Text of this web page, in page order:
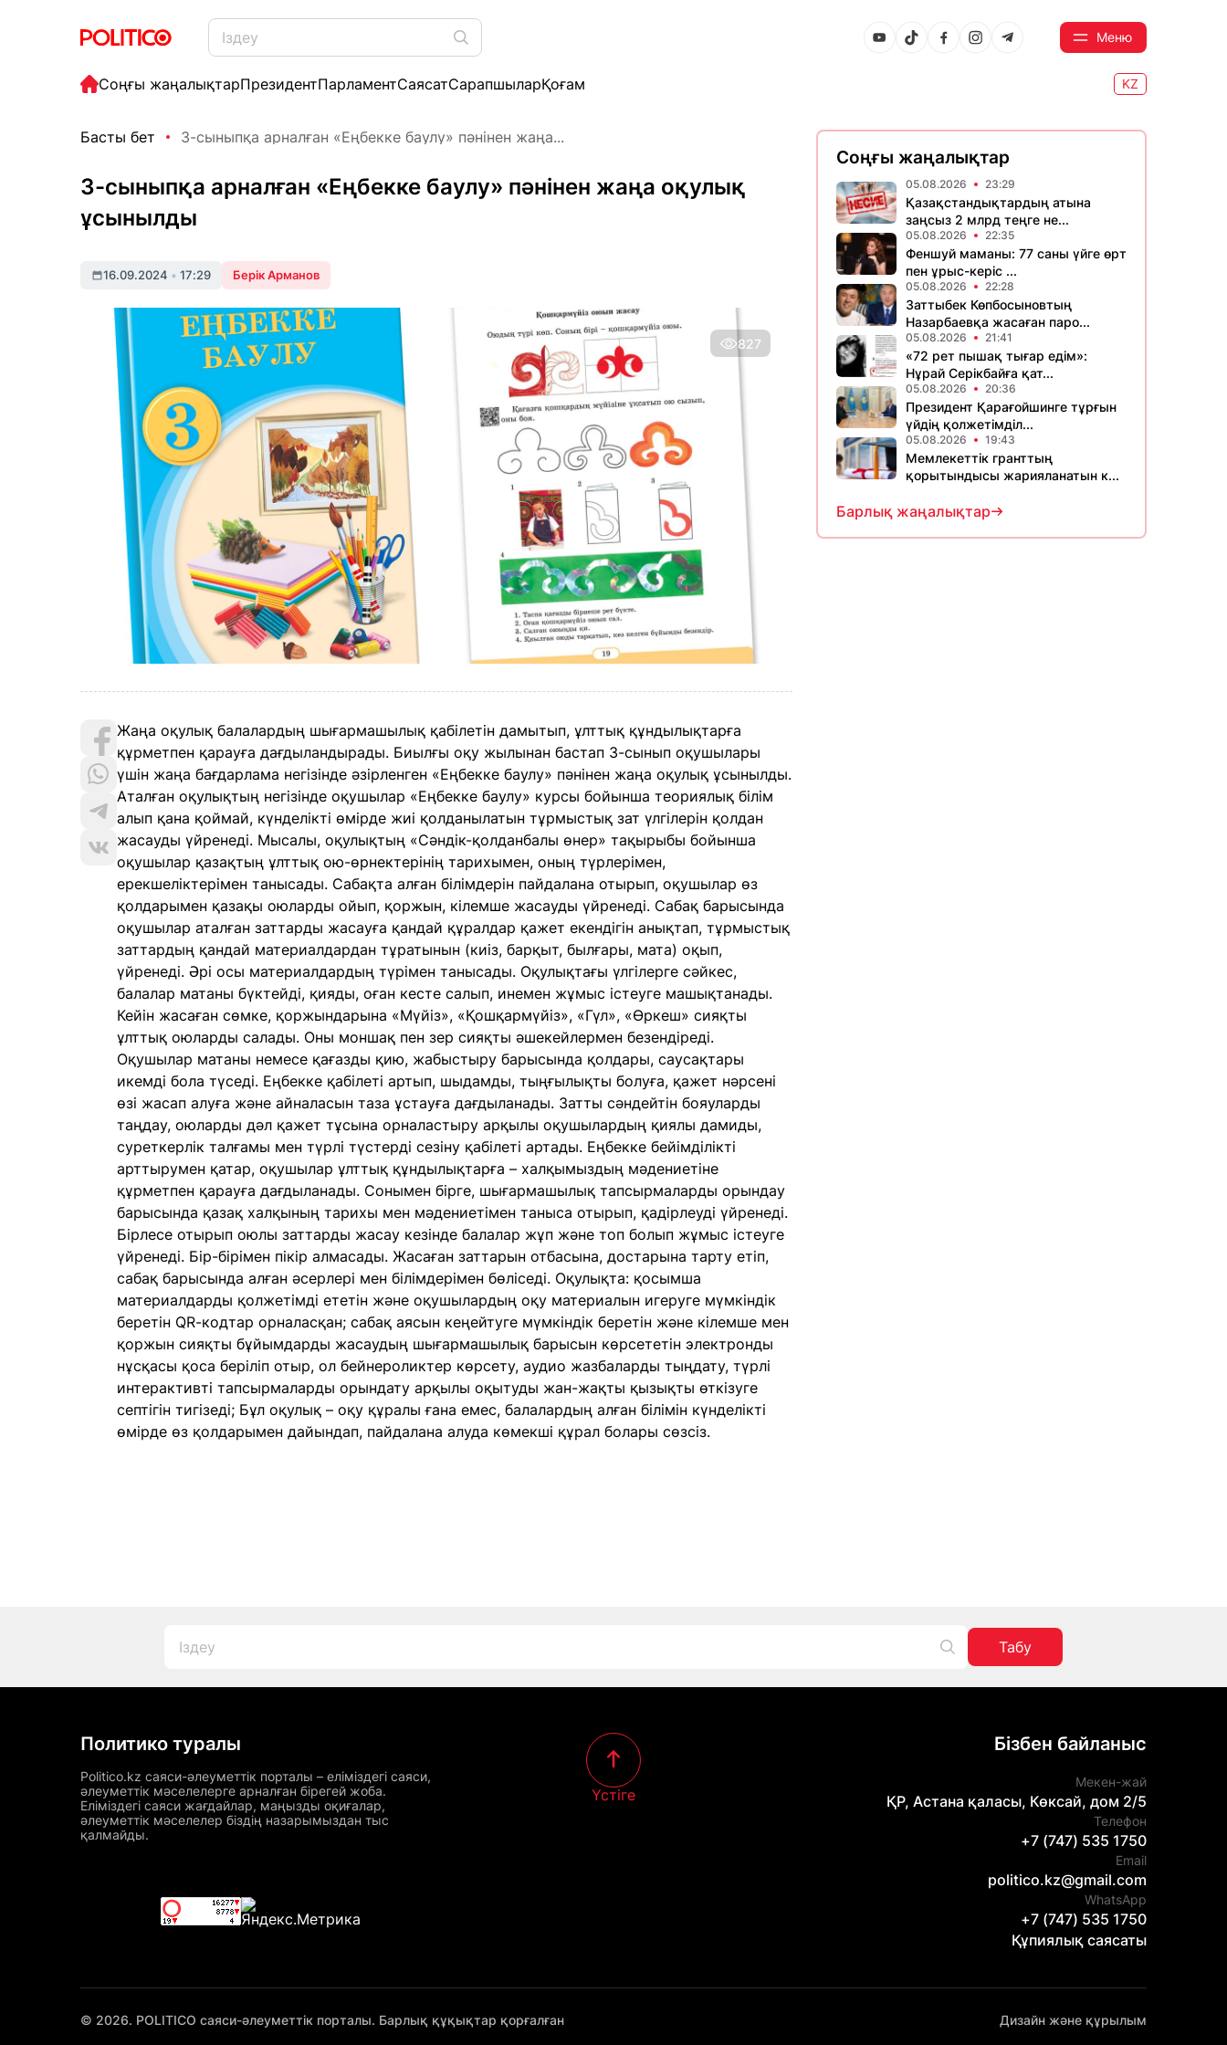
Меню
Соңғы жаңалықтарПрезидентПарламентСаясатСарапшыларҚоғам KZ
Басты бет 3-сыныпқа арналған «Еңбекке баулу» пәнінен жаңа...
3-сыныпқа арналған «Еңбекке баулу» пәнінен жаңа оқулық
ұсынылды
16.09.2024 • 17:29 Берік Арманов
827
Жаңа оқулық балалардың шығармашылық қабілетін дамытып, ұлттық құндылықтарға
құрметпен қарауға дағдыландырады. Биылғы оқу жылынан бастап 3-сынып оқушылары
үшін жаңа бағдарлама негізінде әзірленген «Еңбекке баулу» пәнінен жаңа оқулық ұсынылды.
Аталған оқулықтың негізінде оқушылар «Еңбекке баулу» курсы бойынша теориялық білім
алып қана қоймай, күнделікті өмірде жиі қолданылатын тұрмыстық зат үлгілерін қолдан
жасауды үйренеді. Мысалы, оқулықтың «Сәндік-қолданбалы өнер» тақырыбы бойынша
оқушылар қазақтың ұлттық ою-өрнектерінің тарихымен, оның түрлерімен,
ерекшеліктерімен танысады. Сабақта алған білімдерін пайдалана отырып, оқушылар өз
қолдарымен қазақы оюларды ойып, қоржын, кілемше жасауды үйренеді. Сабақ барысында
оқушылар аталған заттарды жасауға қандай құралдар қажет екендігін анықтап, тұрмыстық
заттардың қандай материалдардан тұратынын (киіз, барқыт, былғары, мата) оқып,
үйренеді. Әрі осы материалдардың түрімен танысады. Оқулықтағы үлгілерге сәйкес,
балалар матаны бүктейді, қияды, оған кесте салып, инемен жұмыс істеуге машықтанады.
Кейін жасаған сөмке, қоржындарына «Мүйіз», «Қошқармүйіз», «Гүл», «Өркеш» сияқты
ұлттық оюларды салады. Оны моншақ пен зер сияқты әшекейлермен безендіреді.
Оқушылар матаны немесе қағазды қию, жабыстыру барысында қолдары, саусақтары
икемді бола түседі. Еңбекке қабілеті артып, шыдамды, тыңғылықты болуға, қажет нәрсені
өзі жасап алуға және айналасын таза ұстауға дағдыланады. Затты сәндейтін бояуларды
таңдау, оюларды дәл қажет тұсына орналастыру арқылы оқушылардың қиялы дамиды,
суреткерлік талғамы мен түрлі түстерді сезіну қабілеті артады. Еңбекке бейімділікті
арттырумен қатар, оқушылар ұлттық құндылықтарға – халқымыздың мәдениетіне
құрметпен қарауға дағдыланады. Сонымен бірге, шығармашылық тапсырмаларды орындау
барысында қазақ халқының тарихы мен мәдениетімен таныса отырып, қадірлеуді үйренеді.
Бірлесе отырып оюлы заттарды жасау кезінде балалар жұп және топ болып жұмыс істеуге
үйренеді. Бір-бірімен пікір алмасады. Жасаған заттарын отбасына, достарына тарту етіп,
сабақ барысында алған әсерлері мен білімдерімен бөліседі. Оқулықта: қосымша
материалдарды қолжетімді ететін және оқушылардың оқу материалын игеруге мүмкіндік
беретін QR-кодтар орналасқан; сабақ аясын кеңейтуге мүмкіндік беретін және кілемше мен
қоржын сияқты бұйымдарды жасаудың шығармашылық барысын көрсететін электронды
нұсқасы қоса беріліп отыр, ол бейнероликтер көрсету, аудио жазбаларды тыңдату, түрлі
интерактивті тапсырмаларды орындату арқылы оқытуды жан-жақты қызықты өткізуге
септігін тигізеді; Бұл оқулық – оқу құралы ғана емес, балалардың алған білімін күнделікті
өмірде өз қолдарымен дайындап, пайдалана алуда көмекші құрал болары сөзсіз.
Соңғы жаңалықтар
05.08.2026 23:29
Қазақстандықтардың атына
заңсыз 2 млрд теңге не...
05.08.2026 22:35
Феншуй маманы: 77 саны үйге өрт
пен ұрыс-керіс ...
05.08.2026 22:28
Заттыбек Көпбосыновтың
Назарбаевқа жасаған паро...
05.08.2026 21:41
«72 рет пышақ тығар едім»:
Нұрай Серікбайға қат...
05.08.2026 20:36
Президент Қарағойшинге тұрғын
үйдің қолжетімділ...
05.08.2026 19:43
Мемлекеттік гранттың
қорытындысы жарияланатын к...
Барлық жаңалықтар
Табу
Политико туралы
Politico.kz саяси-әлеуметтік порталы – еліміздегі саяси,
әлеуметтік мәселелерге арналған бірегей жоба.
Еліміздегі саяси жағдайлар, маңызды оқиғалар,
әлеуметтік мәселелер біздің назарымыздан тыс
қалмайды.
Үстіге
Бізбен байланыс
Мекен-жай
ҚР, Астана қаласы, Көксай, дом 2/5
Телефон
+7 (747) 535 1750
Email
politico.kz@gmail.com
WhatsApp
+7 (747) 535 1750
Құпиялық саясаты
© 2026. POLITICO саяси-әлеуметтік порталы. Барлық құқықтар қорғалған Дизайн және құрылым